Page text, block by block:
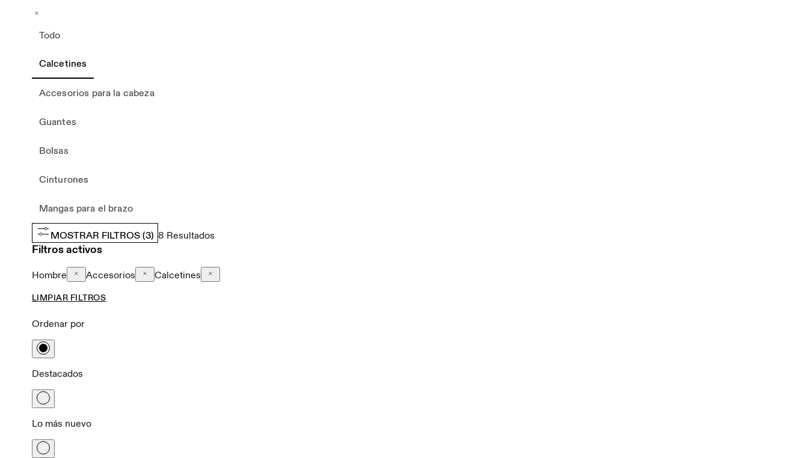
Todo
Calcetines
Accesorios para la cabeza
Guantes
Bolsas
Cinturones
Mangas para el brazo
MOSTRAR FILTROS (3) 8 Resultados
Filtros activos
Hombre Accesorios Calcetines
LIMPIAR FILTROS
Ordenar por
Destacados
Lo más nuevo